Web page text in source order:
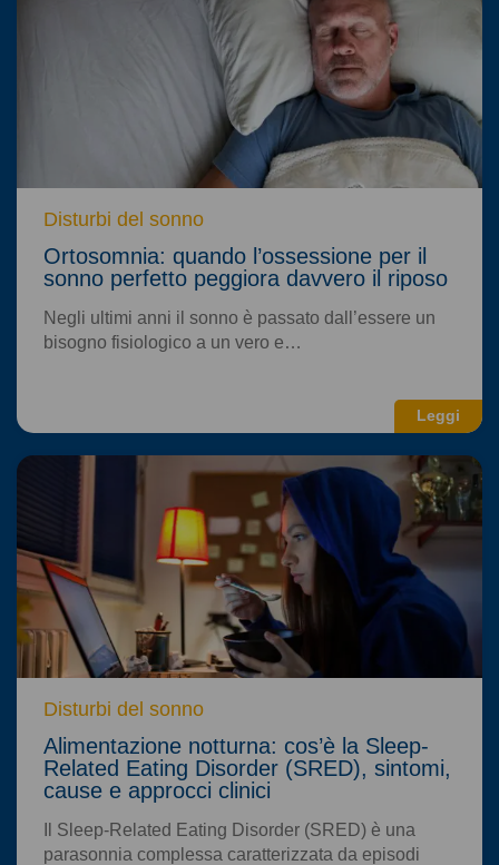
Leggi
Disturbi del sonno
Ortosomnia: quando l’ossessione per il
sonno perfetto peggiora davvero il riposo
Negli ultimi anni il sonno è passato dall’essere un
bisogno fisiologico a un vero e…
Disturbi del sonno
Alimentazione notturna: cos’è la Sleep-
Related Eating Disorder (SRED), sintomi,
cause e approcci clinici
Il Sleep-Related Eating Disorder (SRED) è una
parasonnia complessa caratterizzata da episodi